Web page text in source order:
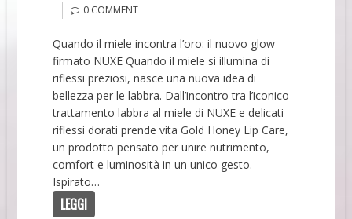
0 COMMENT
Quando il miele incontra l’oro: il nuovo glow
firmato NUXE Quando il miele si illumina di
riflessi preziosi, nasce una nuova idea di
bellezza per le labbra. Dall’incontro tra l’iconico
trattamento labbra al miele di NUXE e delicati
riflessi dorati prende vita Gold Honey Lip Care,
un prodotto pensato per unire nutrimento,
comfort e luminosità in un unico gesto.
Ispirato…
LEGGI